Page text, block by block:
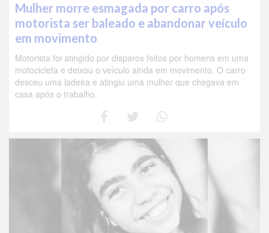
Mulher morre esmagada por carro após
motorista ser baleado e abandonar veículo
em movimento
Motorista foi atingido por disparos feitos por homens em uma
motocicleta e deixou o veículo ainda em movimento. O carro
desceu uma ladeira e atingiu uma mulher que chegava em
casa após o trabalho.